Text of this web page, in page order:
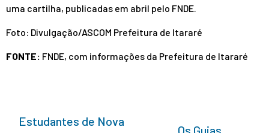
uma cartilha, publicadas em abril pelo FNDE.
Foto: Divulgação/ASCOM Prefeitura de Itararé
FONTE: FNDE, com informações da Prefeitura de Itararé
Estudantes de Nova
Os Guias